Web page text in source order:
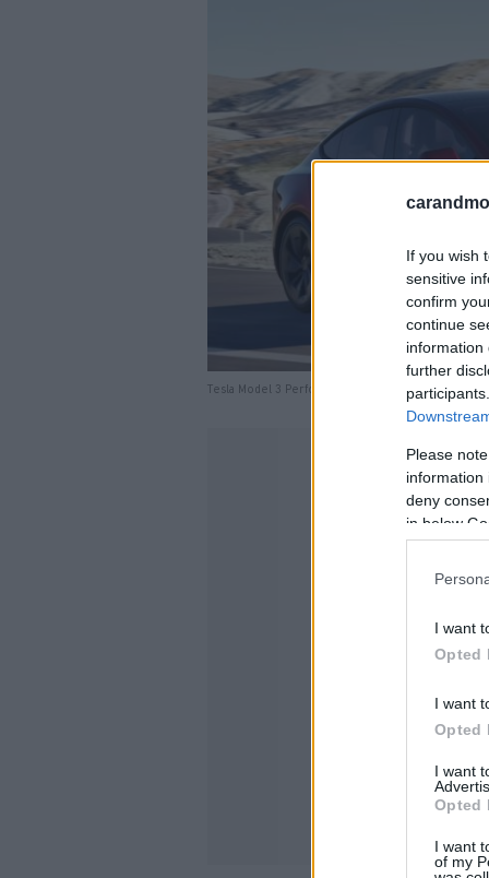
If you wish
sensitive
confirm
continue
information
further
Please
information
deny
in below
I want
Opted
I want
Opted
I want
Opted
I want
of my
Tesla Model 3 Performance